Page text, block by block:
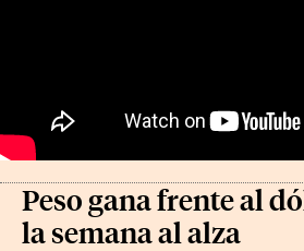
Peso gana frente al
la semana al alza